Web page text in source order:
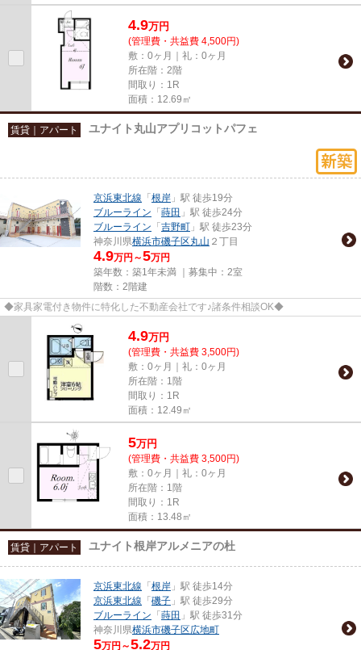
4.9万円
(管理費・共益費 4,500円)
敷：0ヶ月｜礼：0ヶ月
所在階：2階
間取り：1R
面積：12.69㎡
賃貸｜アパート ユナイト丸山アプリコットパフェ
京浜東北線 「 根岸 」駅 徒歩19分
ブルーライン 「 蒔田 」駅 徒歩24分
ブルーライン 「 吉野町 」駅 徒歩23分
神奈川県横浜市磯子区丸山 ２丁目
4.9万円～5万円
築年数：築1年未満 ｜募集中： 2室
階数：2階建
◆家具家電付き物件に特化した不動産会社です♪諸条件相談OK◆
4.9万円
(管理費・共益費 3,500円)
敷：0ヶ月｜礼：0ヶ月
所在階：1階
間取り：1R
面積：12.49㎡
5万円
(管理費・共益費 3,500円)
敷：0ヶ月｜礼：0ヶ月
所在階：1階
間取り：1R
面積：13.48㎡
賃貸｜アパート ユナイト根岸アルメニアの杜
京浜東北線 「 根岸 」駅 徒歩14分
京浜東北線 「 磯子 」駅 徒歩29分
ブルーライン 「 蒔田 」駅 徒歩31分
神奈川県横浜市磯子区広地町
5万円～5.2万円